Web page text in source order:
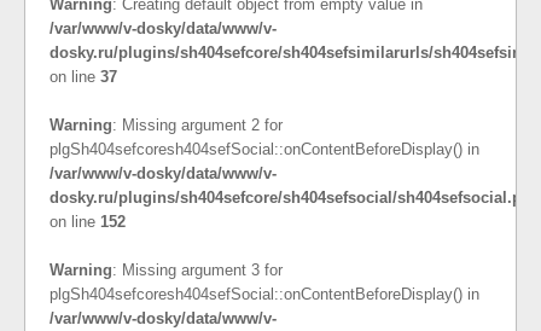
Warning: Creating default object from empty value in
/var/www/v-dosky/data/www/v-
dosky.ru/plugins/sh404sefcore/sh404sefsimilarurls/
on line 37
Warning: Missing argument 2 for
plgSh404sefcoresh404sefSocial::onContentBeforeDisplay() in
/var/www/v-dosky/data/www/v-
dosky.ru/plugins/sh404sefcore/sh404sefsocial/sh404sefsocial.php
on line 152
Warning: Missing argument 3 for
plgSh404sefcoresh404sefSocial::onContentBeforeDisplay() in
/var/www/v-dosky/data/www/v-